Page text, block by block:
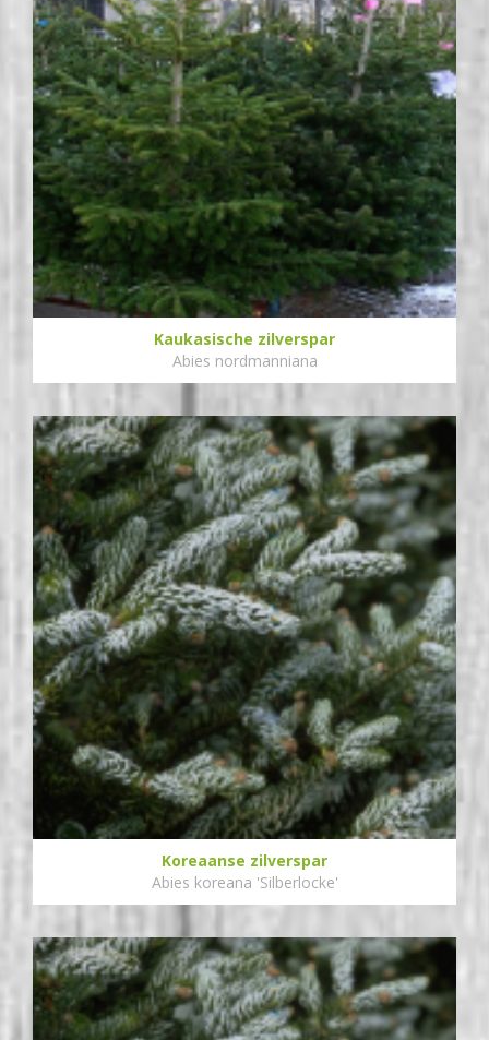
Kaukasische zilverspar
Abies nordmanniana
Koreaanse zilverspar
Abies koreana 'Silberlocke'